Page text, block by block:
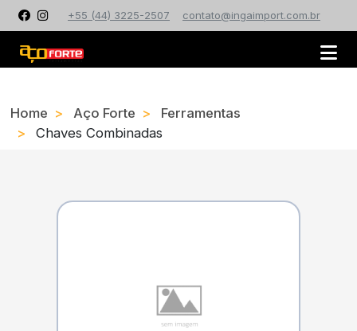
+55 (44) 3225-2507 contato@ingaimport.com.br
Home Aço Forte
Ferramentas
Chaves Combinadas